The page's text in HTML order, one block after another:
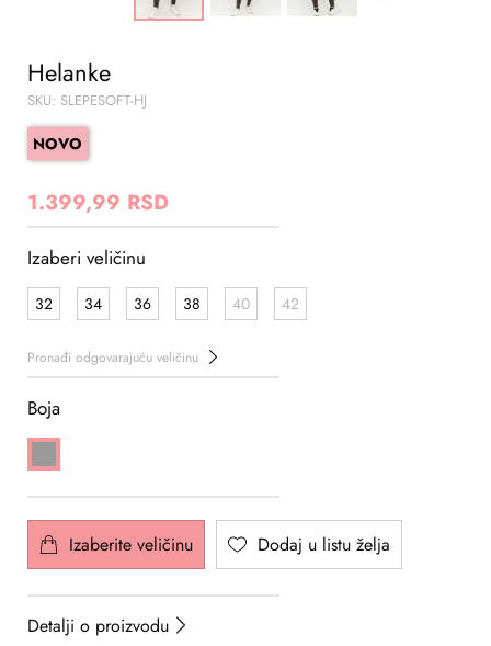
Helanke
SKU: SLEPESOFT-HJ
NOVO
1.399,99 RSD
Izaberi veličinu
32 34 36 38 40 42
Pronađi odgovarajuću veličinu
Boja
Izaberite veličinu Dodaj u listu želja
Detalji o proizvodu